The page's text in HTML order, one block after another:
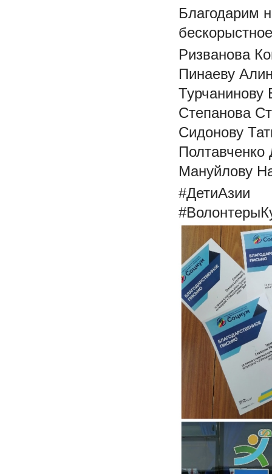
Благодарим
Ризванова
Пинаеву
Турчанинову
Степанова
Сидонову
Мануйлову
#ДетиАзии